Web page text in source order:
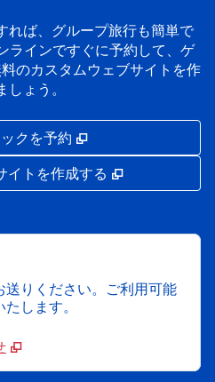
れば、グループ旅行も簡単で
ラインですぐに予約して、ゲ
のカスタムウェブサイトを作
しょう。
クを予約 ,
イトを作成する ,
送りください。ご利用可能
します。